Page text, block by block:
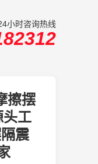
小时咨询热线
擦摆
头工
震